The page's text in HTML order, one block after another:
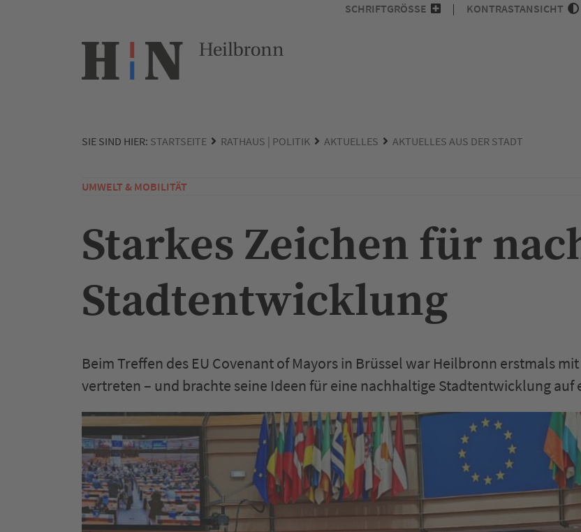
SCHRIFTGRÖSSE KONTRASTANSICHT
SIE SIND HIER: STARTSEITE RATHAUS | POLITIK AKTUELLES AKTUELLES AUS DER STADT
UMWELT & MOBILITÄT
Starkes Zeichen für
Stadtentwicklung
Beim Treffen des EU Covenant of Mayors in Brüssel war Heilbronn erstmals
vertreten – und brachte seine Ideen für eine nachhaltige Stadtentwicklung auf